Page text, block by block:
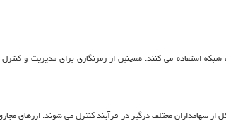
استفاده می کنند. همچنین از رمزنگاری برای مدیریت و کنترل
سهامداران مختلف درگیر در فرآیند کنترل می شوند. ارزهای